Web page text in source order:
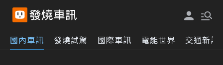
國內車訊 發燒試駕 國際車訊 電能世界 交通新訊